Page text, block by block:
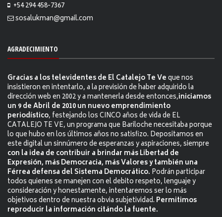
+54 294 458-7367
sosalukman@gmail.com
AGRADECIMIENTO
Gracias a los televidentes de El Catalejo Te Veque nos
insistieron en intentarlo, a la previsión de haber adquirido la
dirección web en 2002 y a mantenerla desde entonces,iniciamos
un 9 de Abril de 2010 un nuevo emprendimiento
periodístico, festejando los CINCO años de vida de EL
CATALEJO TE VE, un programa que Bariloche necesitaba porque
lo que hubo en los últimos años no satisfizo. Depositamos en
este digital un sinnúmero de esperanzas y aspiraciones, siempre
con la idea de contribuir a brindar más Libertad de
Expresión, más Democracia, más Valores y también una
Férrea defensa del Sistema Democrático. Podrán participar
todos quienes se manejen con el debito respeto, lenguaje y
consideración y honestamente, intentaremos ser lo más
objetivos dentro de nuestra obvia subjetividad. Permitimos
reproducir la información citándo la fuente.